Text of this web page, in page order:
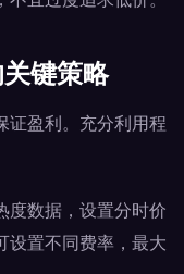
键策略
证盈利。充分利用程
度数据，设置分时价
设置不同费率，最大